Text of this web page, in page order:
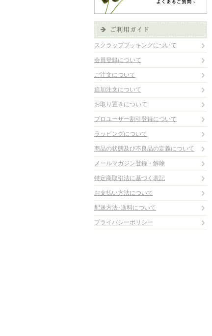
スクラップブッキングについて
会員登録について
ご注文について
追加注文について
お取り置きについて
プロユーザー割引登録について
ラッピングについて
商品の状態及び不良品の定義について
メールマガジン登録・解除
特定商取引法に基づく表記
お支払い方法について
配送方法･送料について
プライバシーポリシー